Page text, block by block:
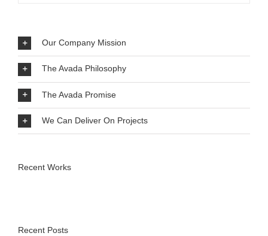
Our Company Mission
The Avada Philosophy
The Avada Promise
We Can Deliver On Projects
Recent Works
Recent Posts